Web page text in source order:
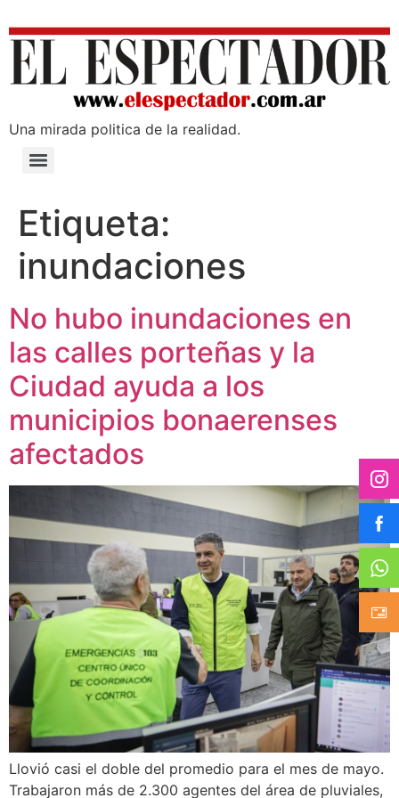
Una mirada poli­tica de la realidad.
Etiqueta:
inundaciones
No hubo inundaciones en
las calles porteñas y la
Ciudad ayuda a los
municipios bonaerenses
afectados
Llovió casi el doble del promedio para el mes de mayo.
Trabajaron más de 2.300 agentes del área de pluviales,